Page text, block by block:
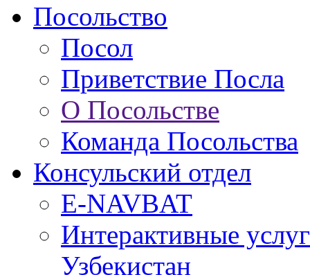
Посольство
Посол
Приветствие Посла
О Посольстве
Команда Посольства
Консульский отдел
E-NAVBAT
Интерактивные
Узбекистан